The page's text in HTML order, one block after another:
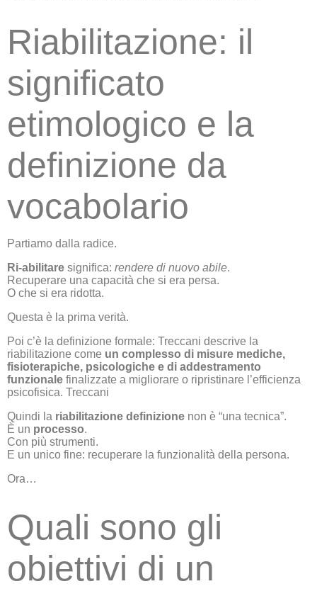
Riabilitazione: il
significato
etimologico e la
definizione da
vocabolario
Partiamo dalla radice.
Ri-abilitare significa: rendere di nuovo abile.
Recuperare una capacità che si era persa.
O che si era ridotta.
Questa è la prima verità.
Poi c’è la definizione formale: Treccani descrive la
riabilitazione come un complesso di misure mediche,
fisioterapiche, psicologiche e di addestramento
funzionale finalizzate a migliorare o ripristinare l’efficienza
psicofisica. Treccani
Quindi la riabilitazione definizione non è “una tecnica”.
È un processo.
Con più strumenti.
E un unico fine: recuperare la funzionalità della persona.
Ora…
Quali sono gli
obiettivi di un